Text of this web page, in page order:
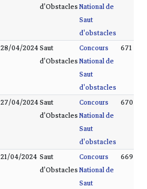
National de
Saut
d'obstacles
d'Obstacles
671
Concours
National de
Saut
d'obstacles
Saut
d'Obstacles
28/04/2024
670
Concours
National de
Saut
d'obstacles
Saut
d'Obstacles
27/04/2024
669
Concours
National de
Saut
Saut
d'Obstacles
21/04/2024